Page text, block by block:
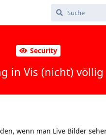
Security
in Vis (nicht)
wenn man Live Bilder